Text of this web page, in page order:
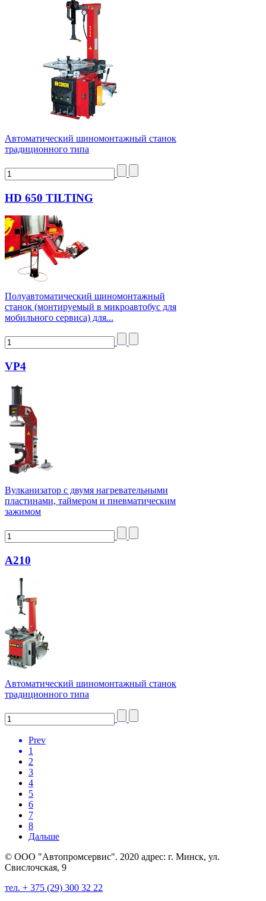
Автоматический шиномонтажный станок
традиционного типа
HD 650 TILTING
Полуавтоматический шиномонтажный
станок (монтируемый в микроавтобус для
мобильного сервиса) для...
VP4
Вулканизатор с двумя нагревательными
пластинами, таймером и пневматическим
зажимом
А210
Автоматический шиномонтажный станок
традиционного типа
Prev
1
2
3
4
5
6
7
8
Дальше
© ООО "Автопромсервис". 2020 адрес: г. Минск, ул.
Свислочская, 9
тел. + 375 (29) 300 32 22